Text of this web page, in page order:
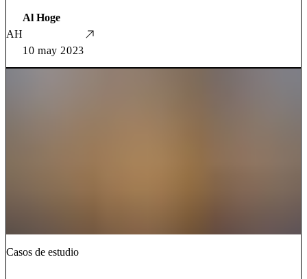
AH
Al Hoge
10 may 2023
Casos de estudio